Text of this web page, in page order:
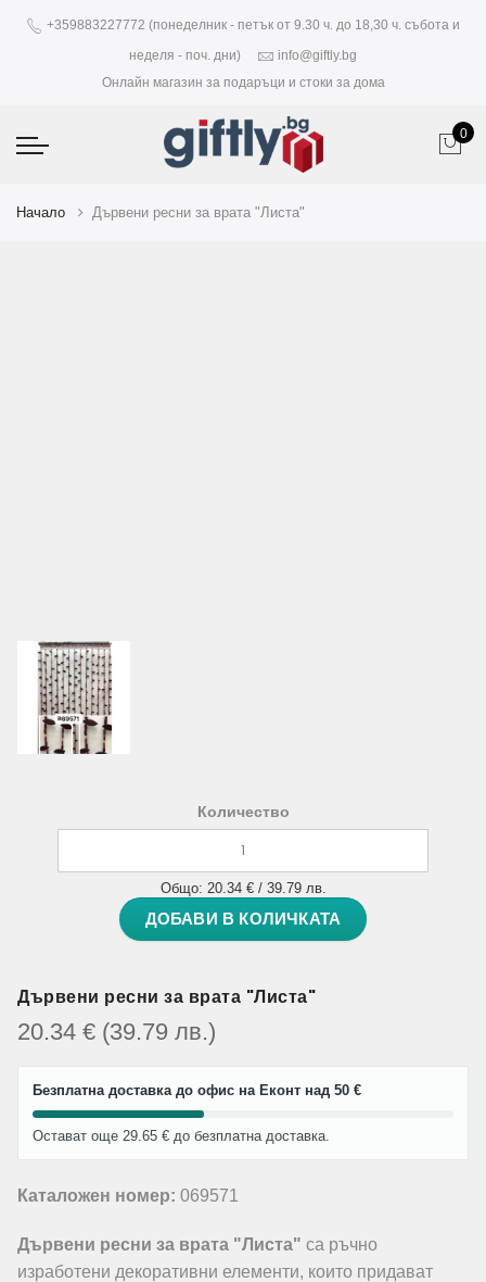
+359883227772 (понеделник - петък от 9.30 ч. до 18,30 ч. събота и
неделя - поч. дни)
info@giftly.bg
Онлайн магазин за подаръци и стоки за дома
0
Начало Дървени ресни за врата "Листа"
Количество
Общо: 20.34 € / 39.79 лв.
ДОБАВИ В КОЛИЧКАТА
Дървени ресни за врата "Листа"
20.34 € (39.79 лв.)
Безплатна доставка до офис на Еконт над 50 €
Остават още 29.65 € до безплатна доставка.
Каталожен номер: 069571
Дървени ресни за врата "Листа" са ръчно
изработени декоративни елементи, които придават